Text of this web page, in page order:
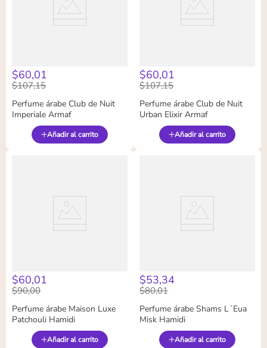
$60,01
$107,15
Perfume árabe Club de Nuit
Imperiale Armaf
Añadir al carrito
$60,01
$107,15
Perfume árabe Club de Nuit
Urban Elixir Armaf
Añadir al carrito
$60,01
$90,00
Perfume árabe Maison Luxe
Patchouli Hamidi
Añadir al carrito
$53,34
$80,01
Perfume árabe Shams L´Eua
Misk Hamidi
Añadir al carrito